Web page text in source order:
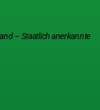
– Staatlich anerkannte